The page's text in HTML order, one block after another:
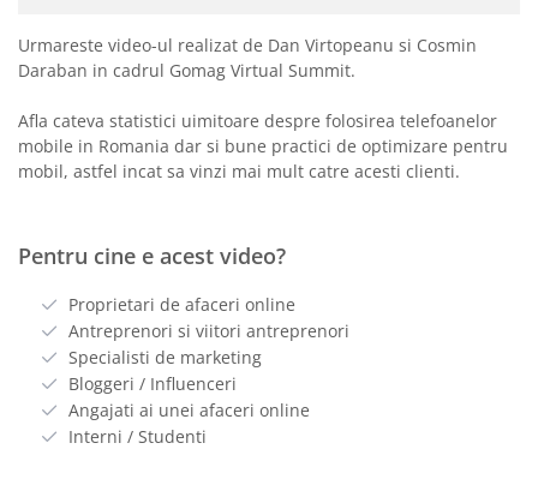
Urmareste video-ul realizat de Dan Virtopeanu si Cosmin
Daraban in cadrul Gomag Virtual Summit.
Afla cateva statistici uimitoare despre folosirea telefoanelor
mobile in Romania dar si bune practici de optimizare pentru
mobil, astfel incat sa vinzi mai mult catre acesti clienti.
Pentru cine e acest video?
Proprietari de afaceri online
Antreprenori si viitori antreprenori
Specialisti de marketing
Bloggeri / Influenceri
Angajati ai unei afaceri online
Interni / Studenti